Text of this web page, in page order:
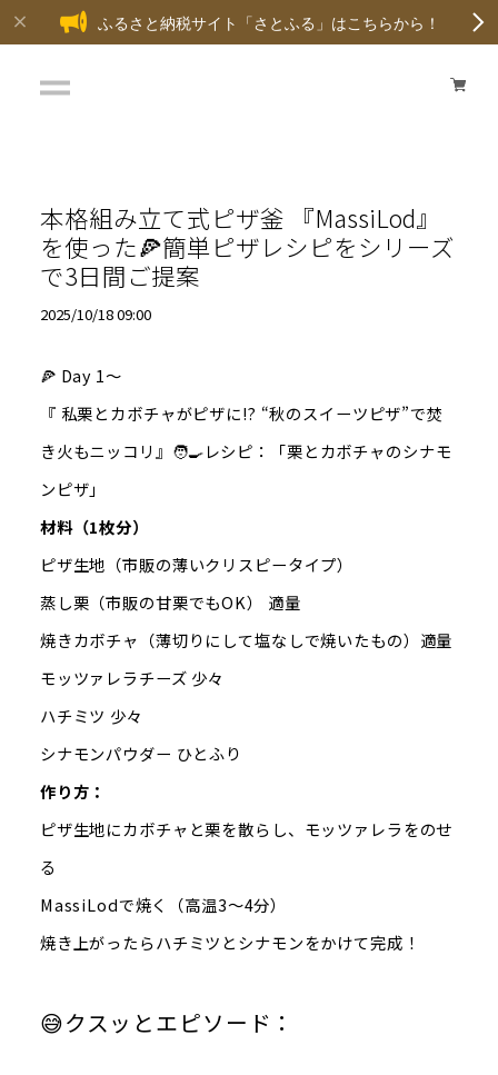
ふるさと納税サイト「さとふる」はこちらから！
本格組み立て式ピザ釜 『MassiLod』
を使った🍕簡単ピザレシピをシリーズ
で3日間ご提案
2025/10/18 09:00
🍕 Day 1～
『 私栗とカボチャがピザに!? “秋のスイーツピザ”で焚
き火もニッコリ』🧑‍🍳レシピ：「栗とカボチャのシナモ
ンピザ」
材料（1枚分）
ピザ生地（市販の薄いクリスピータイプ）
蒸し栗（市販の甘栗でもOK） 適量
焼きカボチャ（薄切りにして塩なしで焼いたもの）適量
モッツァレラチーズ 少々
ハチミツ 少々
シナモンパウダー ひとふり
作り方：
ピザ生地にカボチャと栗を散らし、モッツァレラをのせ
る
MassiLodで焼く（高温3〜4分）
焼き上がったらハチミツとシナモンをかけて完成！
😅クスッとエピソード：